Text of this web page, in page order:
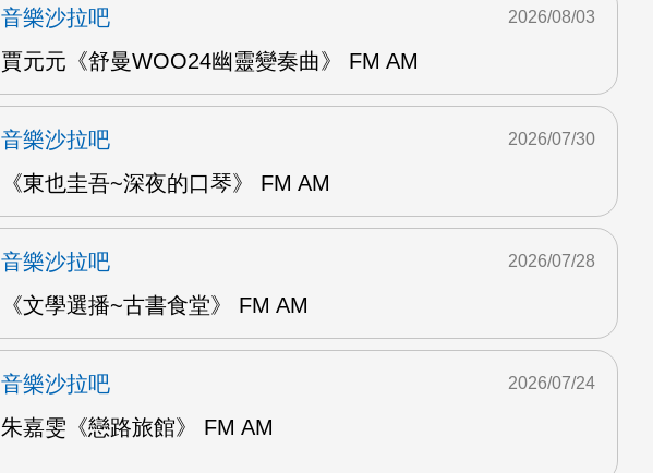
音樂沙拉吧
賈元元《舒曼WOO24幽靈變奏曲》 FM AM
2026/08/03
音樂沙拉吧
《東也圭吾~深夜的口琴》 FM AM
2026/07/30
音樂沙拉吧
《文學選播~古書食堂》 FM AM
2026/07/28
音樂沙拉吧
朱嘉雯《戀路旅館》 FM AM
2026/07/24